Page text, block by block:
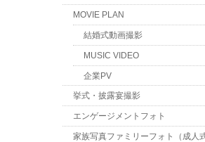
MOVIE PLAN
結婚式動画撮影
MUSIC VIDEO
企業PV
挙式・披露宴撮影
エンゲージメントフォト
家族写真ファミリーフォト（成人